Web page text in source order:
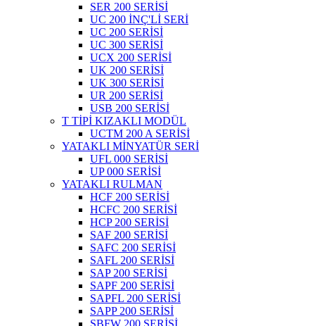
SER 200 SERİSİ
UC 200 İNÇ'Lİ SERİ
UC 200 SERİSİ
UC 300 SERİSİ
UCX 200 SERİSİ
UK 200 SERİSİ
UK 300 SERİSİ
UR 200 SERİSİ
USB 200 SERİSİ
T TİPİ KIZAKLI MODÜL
UCTM 200 A SERİSİ
YATAKLI MİNYATÜR SERİ
UFL 000 SERİSİ
UP 000 SERİSİ
YATAKLI RULMAN
HCF 200 SERİSİ
HCFC 200 SERİSİ
HCP 200 SERİSİ
SAF 200 SERİSİ
SAFC 200 SERİSİ
SAFL 200 SERİSİ
SAP 200 SERİSİ
SAPF 200 SERİSİ
SAPFL 200 SERİSİ
SAPP 200 SERİSİ